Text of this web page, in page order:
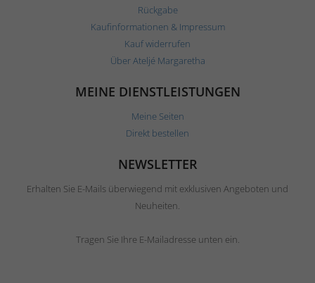
Rückgabe
Kaufinformationen & Impressum
Kauf widerrufen
Über Ateljé Margaretha
MEINE DIENSTLEISTUNGEN
Meine Seiten
Direkt bestellen
NEWSLETTER
Erhalten Sie E-Mails überwiegend mit exklusiven Angeboten und
Neuheiten.
Tragen Sie Ihre E-Mailadresse unten ein.